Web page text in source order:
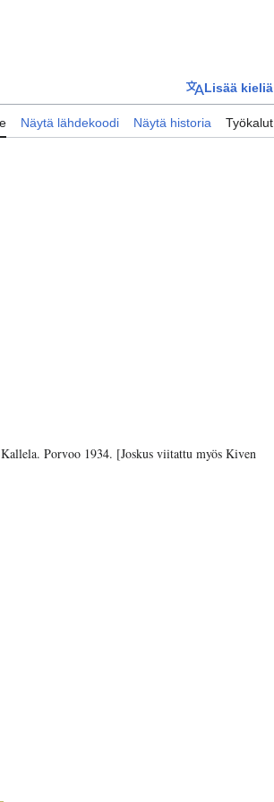
Lisää kieliä
Näytä lähdekoodi Näytä historia Työkalut
Porvoo 1934. [Joskus viitattu myös Kiven